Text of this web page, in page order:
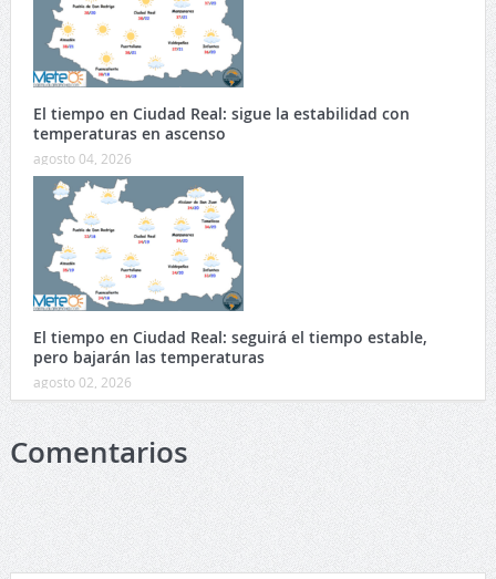
El tiempo en Ciudad Real: sigue la estabilidad con
temperaturas en ascenso
agosto 04, 2026
El tiempo en Ciudad Real: seguirá el tiempo estable,
pero bajarán las temperaturas
agosto 02, 2026
Comentarios